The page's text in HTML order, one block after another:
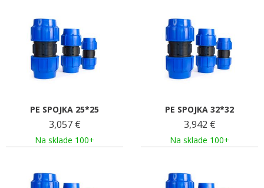
PE SPOJKA 25*25
3,057 €
Na sklade 100+
PE SPOJKA 32*32
3,942 €
Na sklade 100+